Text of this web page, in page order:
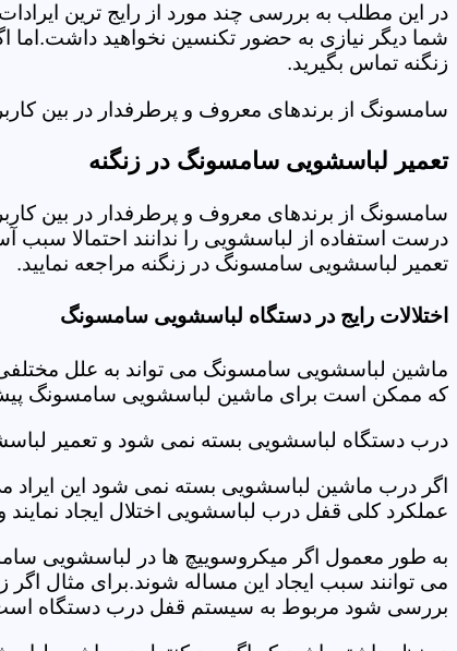
در این مطلب به بررسی چند مورد از رایج ترین
شما دیگر نیازی به حضور تکنسین نخواهید
زنگنه تماس بگیرید.
سامسونگ از برندهای معروف و پرطرفدار در بین
تعمیر لباسشویی سامسونگ در زنگنه
سامسونگ از برندهای معروف و پرطرفدار در بین
درست استفاده از لباسشویی را ندانند احتمالا
تعمیر لباسشویی سامسونگ در زنگنه مراجعه نمایید.
اختلالات رایج در دستگاه لباسشویی سامسونگ
ماشین لباسشویی سامسونگ می تواند به علل مختلفی
که ممکن است برای ماشین لباسشویی سامسونگ پیش
درب دستگاه لباسشویی بسته نمی شود و تعمیر
اگر درب ماشین لباسشویی بسته نمی شود این ایراد
عملکرد کلی قفل درب لباسشویی اختلال ایجاد
به طور معمول اگر میکروسوییچ ها در لباسشویی
می توانند سبب ایجاد این مساله شوند.برای مثال
بررسی شود مربوط به سیستم قفل درب دستگاه